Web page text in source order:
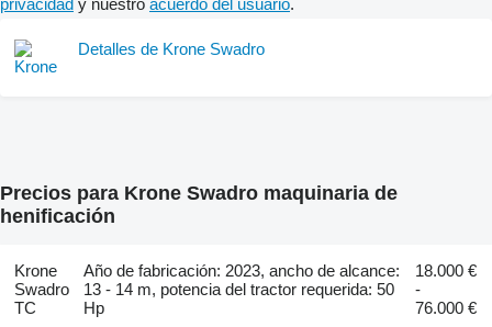
privacidad y nuestro acuerdo del usuario.
Detalles de Krone Swadro
Precios para Krone Swadro maquinaria de
henificación
Krone
Swadro
TC
Año de fabricación: 2023, ancho de alcance:
13 - 14 m, potencia del tractor requerida: 50
Hp
18.000 €
-
76.000 €